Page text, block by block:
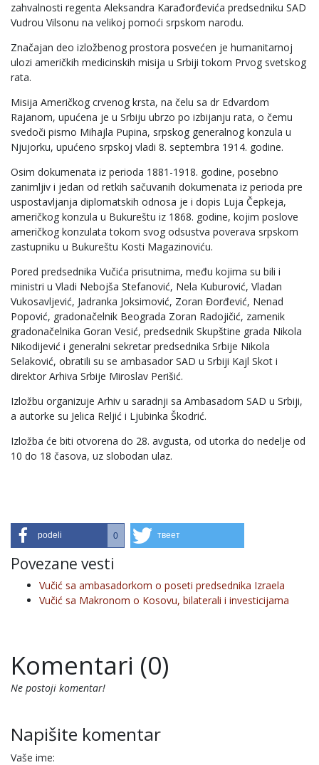
zahvalnosti regenta Aleksandra Karađorđevića predsedniku SAD
Vudrou Vilsonu na velikoj pomoći srpskom narodu.
Značajan deo izložbenog prostora posvećen je humanitarnoj
ulozi američkih medicinskih misija u Srbiji tokom Prvog svetskog
rata.
Misija Američkog crvenog krsta, na čelu sa dr Edvardom
Rajanom, upućena je u Srbiju ubrzo po izbijanju rata, o čemu
svedoči pismo Mihajla Pupina, srpskog generalnog konzula u
Njujorku, upućeno srpskoj vladi 8. septembra 1914. godine.
Osim dokumenata iz perioda 1881-1918. godine, posebno
zanimljiv i jedan od retkih sačuvanih dokumenata iz perioda pre
uspostavljanja diplomatskih odnosa je i dopis Luja Čepkeja,
američkog konzula u Bukureštu iz 1868. godine, kojim poslove
američkog konzulata tokom svog odsustva poverava srpskom
zastupniku u Bukureštu Kosti Magazinoviću.
Pored predsednika Vučića prisutnima, među kojima su bili i
ministri u Vladi Nebojša Stefanović, Nela Kuburović, Vladan
Vukosavljević, Jadranka Joksimović, Zoran Đorđević, Nenad
Popović, gradonačelnik Beograda Zoran Radojičić, zamenik
gradonačelnika Goran Vesić, predsednik Skupštine grada Nikola
Nikodijević i generalni sekretar predsednika Srbije Nikola
Selaković, obratili su se ambasador SAD u Srbiji Kajl Skot i
direktor Arhiva Srbije Miroslav Perišić.
Izložbu organizuje Arhiv u saradnji sa Ambasadom SAD u Srbiji,
a autorke su Jelica Reljić i Ljubinka Škodrić.
Izložba će biti otvorena do 28. avgusta, od utorka do nedelje od
10 do 18 časova, uz slobodan ulaz.
podeli 0 твеет
Povezane vesti
Vučić sa ambasadorkom o poseti predsednika Izraela
Vučić sa Makronom o Kosovu, bilaterali i investicijama
Komentari (0)
Ne postoji komentar!
Napišite komentar
Vaše ime: